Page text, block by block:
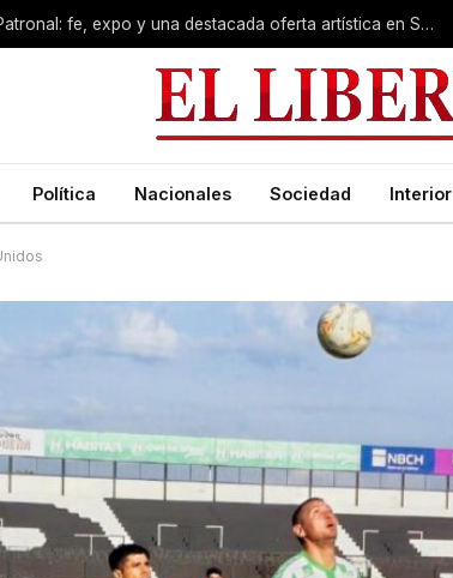
Rumbo a la Fiesta Patronal: fe, expo y una destacada oferta artística en San Roque
Política Nacionales Sociedad Interior